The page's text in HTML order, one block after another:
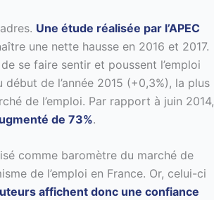
Une étude réalisée par l’APEC
une nette hausse en 2016 et 2017.
se faire sentir et poussent l’emploi
de l’année 2015 (+0,3%), la plus
de l’emploi. Par rapport à juin 2014,
de 73%.
comme baromètre du marché de
de l’emploi en France. Or, celui-ci
affichent donc une confiance